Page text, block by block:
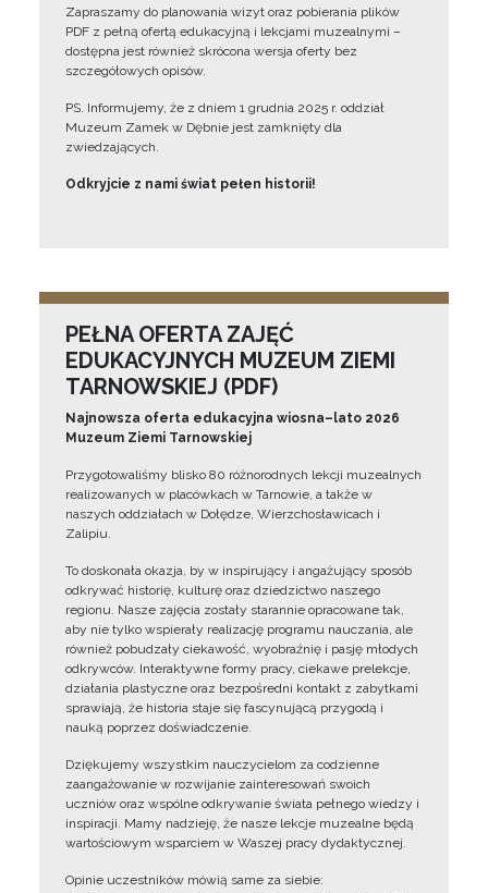
Zapraszamy do planowania wizyt oraz pobierania plików
PDF z pełną ofertą edukacyjną i lekcjami muzealnymi –
dostępna jest również skrócona wersja oferty bez
szczegółowych opisów.
PS. Informujemy, że z dniem 1 grudnia 2025 r. oddział
Muzeum Zamek w Dębnie jest zamknięty dla
zwiedzających.
Odkryjcie z nami świat pełen historii!
PEŁNA OFERTA ZAJĘĆ
EDUKACYJNYCH MUZEUM ZIEMI
TARNOWSKIEJ (PDF)
Najnowsza oferta edukacyjna wiosna–lato 2026
Muzeum Ziemi Tarnowskiej
Przygotowaliśmy blisko 80 różnorodnych lekcji muzealnych
realizowanych w placówkach w Tarnowie, a także w
naszych oddziałach w Dołędze, Wierzchosławicach i
Zalipiu.
To doskonała okazja, by w inspirujący i angażujący sposób
odkrywać historię, kulturę oraz dziedzictwo naszego
regionu. Nasze zajęcia zostały starannie opracowane tak,
aby nie tylko wspierały realizację programu nauczania, ale
również pobudzały ciekawość, wyobraźnię i pasję młodych
odkrywców. Interaktywne formy pracy, ciekawe prelekcje,
działania plastyczne oraz bezpośredni kontakt z zabytkami
sprawiają, że historia staje się fascynującą przygodą i
nauką poprzez doświadczenie.
Dziękujemy wszystkim nauczycielom za codzienne
zaangażowanie w rozwijanie zainteresowań swoich
uczniów oraz wspólne odkrywanie świata pełnego wiedzy i
inspiracji. Mamy nadzieję, że nasze lekcje muzealne będą
wartościowym wsparciem w Waszej pracy dydaktycznej.
Opinie uczestników mówią same za siebie: